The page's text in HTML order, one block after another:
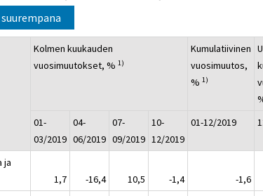
Kolmen kuukauden
vuosimuutokset, %1)
Kumulatiivinen
vuosimuutos,
%1)
01-
03/2019
04-
06/2019
07-
09/2019
10-
12/2019
01-12/2019
ja
1,7 -16,4 10,5 -1,4 -1,6